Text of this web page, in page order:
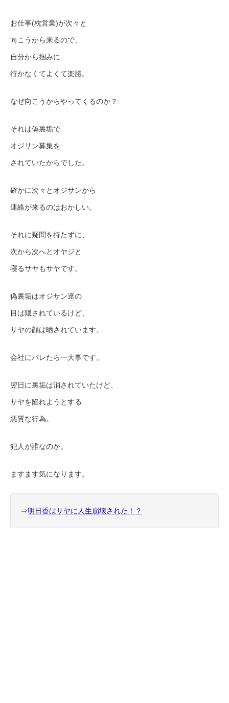
お仕事(枕営業)が次々と
向こうから来るので、
自分から掴みに
行かなくてよくて楽勝。
なぜ向こうからやってくるのか？
それは偽裏垢で
オジサン募集を
されていたからでした。
確かに次々とオジサンから
連絡が来るのはおかしい。
それに疑問を持たずに、
次から次へとオヤジと
寝るサヤもサヤです。
偽裏垢はオジサン達の
目は隠されているけど、
サヤの顔は晒されています。
会社にバレたら一大事です。
翌日に裏垢は消されていたけど、
サヤを陥れようとする
悪質な行為。
犯人が誰なのか。
ますます気になります。
⇒明日香はサヤに人生崩壊された！？